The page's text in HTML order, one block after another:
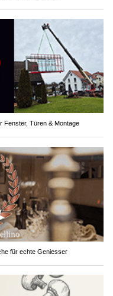
Fenster, Türen & Montage
für echte Geniesser